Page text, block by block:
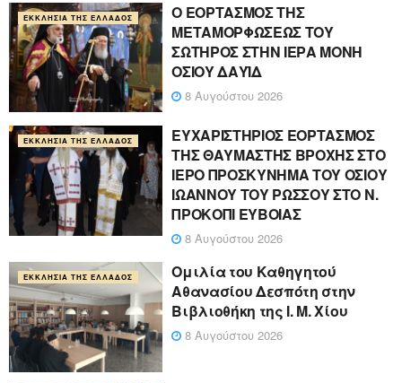
ΕΚΚΛΗΣΊΑ ΤΗΣ ΕΛΛΆΔΟΣ
Ο ΕΟΡΤΑΣΜΟΣ ΤΗΣ
ΜΕΤΑΜΟΡΦΩΣΕΩΣ ΤΟΥ
ΣΩΤΗΡΟΣ ΣΤΗΝ ΙΕΡΑ ΜΟΝΗ
ΟΣΙΟΥ ΔΑΥΪΔ
8 Αυγούστου 2026
ΕΚΚΛΗΣΊΑ ΤΗΣ ΕΛΛΆΔΟΣ
ΕΥΧΑΡΙΣΤΗΡΙΟΣ ΕΟΡΤΑΣΜΟΣ
ΤΗΣ ΘΑΥΜΑΣΤΗΣ ΒΡΟΧΗΣ ΣΤΟ
ΙΕΡΟ ΠΡΟΣΚΥΝΗΜΑ ΤΟΥ ΟΣΙΟΥ
ΙΩΑΝΝΟΥ ΤΟΥ ΡΩΣΣΟΥ ΣΤΟ Ν.
ΠΡΟΚΟΠΙ ΕΥΒΟΙΑΣ
8 Αυγούστου 2026
ΕΚΚΛΗΣΊΑ ΤΗΣ ΕΛΛΆΔΟΣ
Ομιλία του Καθηγητού
Αθανασίου Δεσπότη στην
Βιβλιοθήκη της Ι. Μ. Χίου
8 Αυγούστου 2026